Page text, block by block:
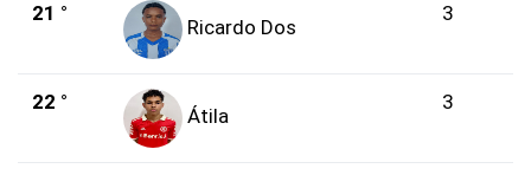
21 °
Ricardo Dos
3
22 °
Átila
3